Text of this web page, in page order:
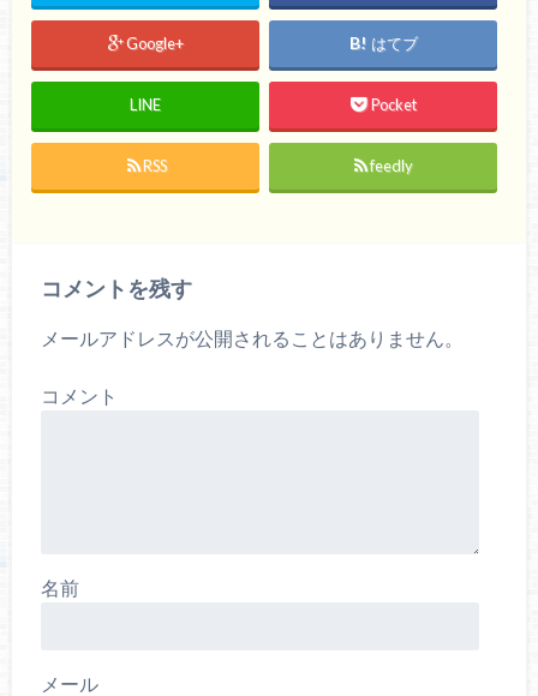
共
有
し
い
ン
ド
開
き
は
ク
リ
ッ
ク
し
て
く
だ
さ
い
(
新
し
ウ
で
き
ま
共
有
し
い
ン
ド
開
き
Google+ はてブ
LINE Pocket
RSS feedly
コメントを残す
メールアドレスが公開されることはありません。
コメント
名前
メール